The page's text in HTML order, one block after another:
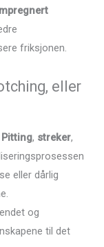
friksjonen.
eller
Pitting, streker,
eller dårlig
og
til det